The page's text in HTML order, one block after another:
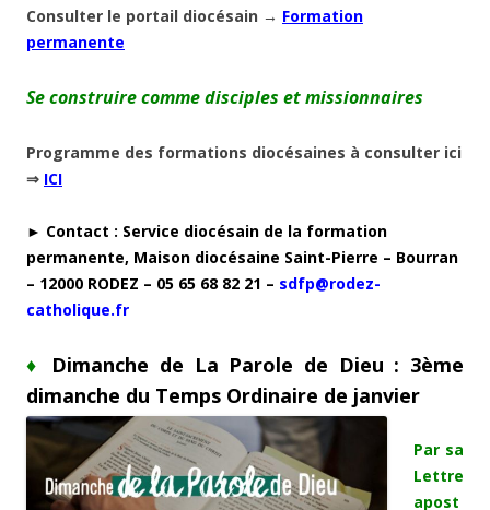
Consulter le portail diocésain → Formation
permanente
Se construire comme disciples et missionnaires
Programme des formations diocésaines à consulter ici
⇒ ICI
► Contact : Service diocésain de la formation
permanente, Maison diocésaine Saint-Pierre – Bourran
– 12000 RODEZ – 05 65 68 82 21 – sdfp@rodez-
catholique.fr
♦ Dimanche de La Parole de Dieu : 3ème
dimanche du Temps Ordinaire de janvier
Par sa
Lettre
apost